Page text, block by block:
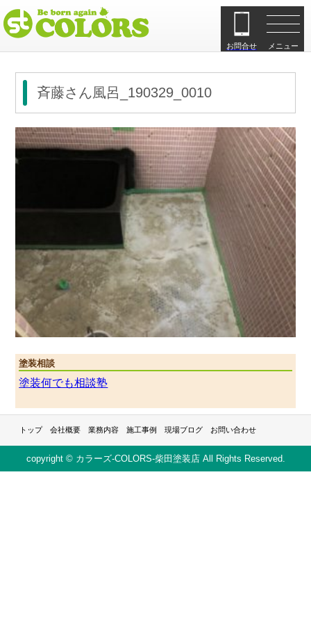
お問合せ メニュー
斉藤さん風呂_190329_0010
塗装相談
塗装何でも相談塾
トップ 会社概要 業務内容 施工事例 現場ブログ お問い合わせ
copyright © カラーズ-COLORS-柴田塗装店 All Rights Reserved.